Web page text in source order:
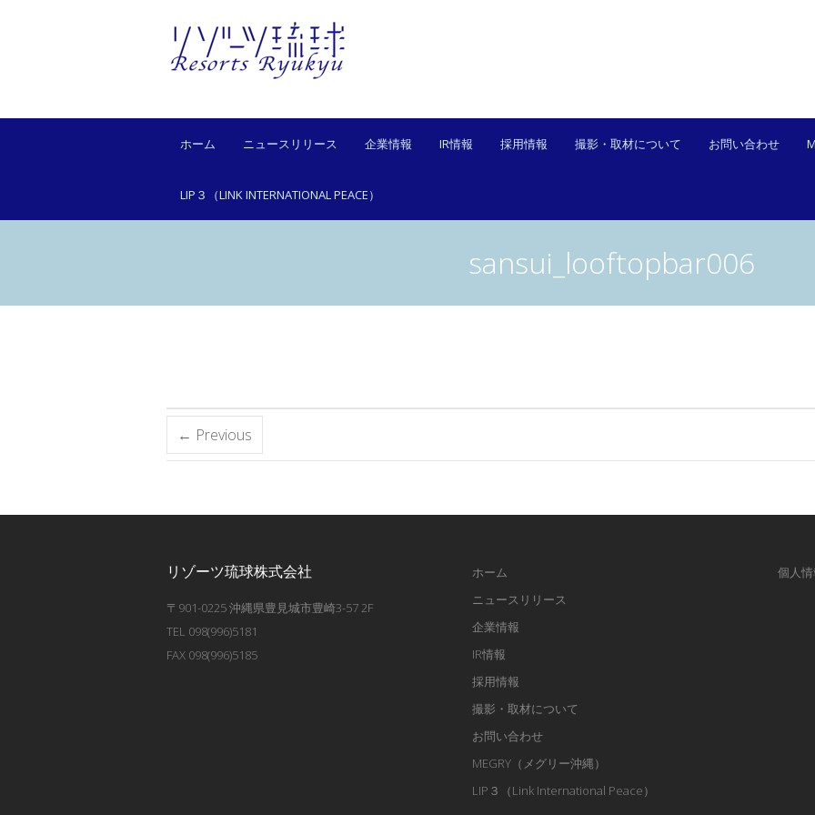
ホーム ニュースリリース 企業情報 IR情報 採用情報 撮影・取材について お問い合わせ
LIP３（LINK INTERNATIONAL PEACE）
sansui_looftopbar006
← Previous
リゾーツ琉球株式会社
〒901-0225 沖縄県豊見城市豊崎3-57 2F
TEL 098(996)5181
FAX 098(996)5185
ホーム
ニュースリリース
企業情報
IR情報
採用情報
撮影・取材について
お問い合わせ
MEGRY（メグリー沖縄）
LIP３（Link International Peace）
個人